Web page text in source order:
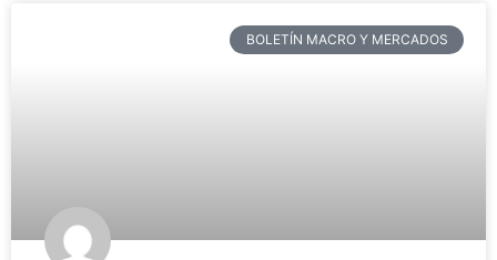
BOLETÍN MACRO Y MERCADOS